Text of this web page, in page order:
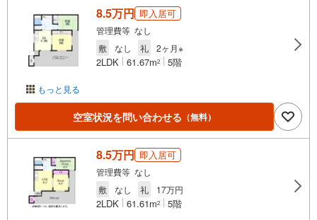
もっと見る
8.5万円 即入居可
管理費等 なし
敷
なし 礼 2ヶ月※
2LDK 61.67m2 5階
空室状況を問い合わせる （無料）
8.5万円 即入居可
管理費等 なし
敷
なし 礼 17万円
2LDK 61.61m2 5階